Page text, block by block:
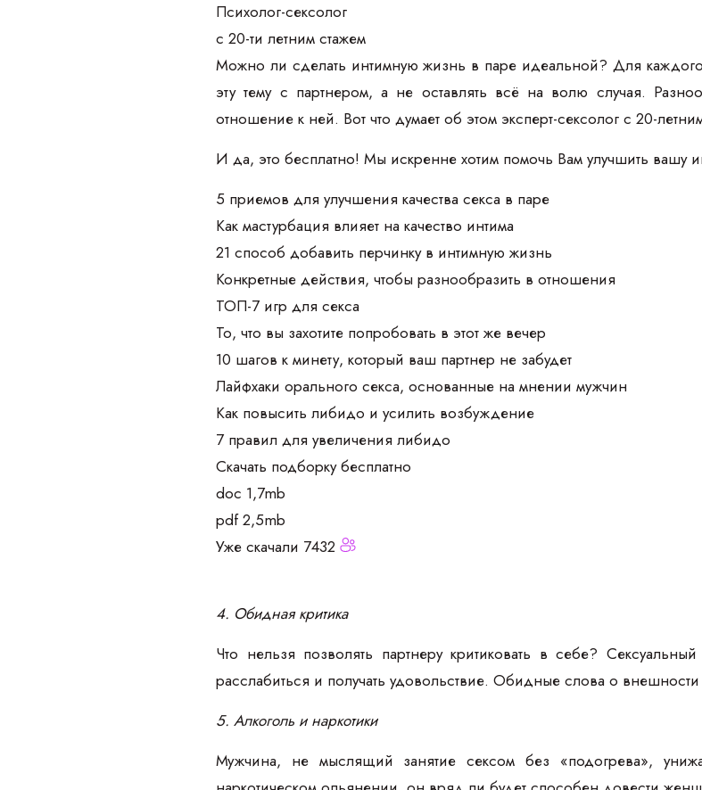
Психолог-сексолог
с 20-ти летним стажем
Можно ли сделать интимную жизнь в паре идеальной? Для
эту тему с партнером, а не оставлять всё на волю случая.
отношение к ней. Вот что думает об этом эксперт-сексолог с 20-
И да, это бесплатно! Мы искренне хотим помочь Вам улучшить вашу
5 приемов для улучшения качества секса в паре
Как мастурбация влияет на качество интима
21 способ добавить перчинку в интимную жизнь
Конкретные действия, чтобы разнообразить в отношения
ТОП-7 игр для секса
То, что вы захотите попробовать в этот же вечер
10 шагов к минету, который ваш партнер не забудет
Лайфхаки орального секса, основанные на мнении мужчин
Как повысить либидо и усилить возбуждение
7 правил для увеличения либидо
Скачать подборку бесплатно
doc 1,7mb
pdf 2,5mb
Уже скачали 7432
4. Обидная критика
Что нельзя позволять партнеру критиковать в себе?
расслабиться и получать удовольствие. Обидные слова о
5. Алкоголь и наркотики
Мужчина, не мыслящий занятие сексом без «подогрева»,